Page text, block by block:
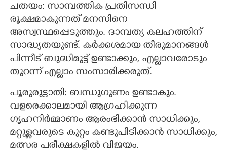
ചതയം: സാമ്പത്തിക പ്രതിസന്ധി
രൂക്ഷമാകുന്നത് മനസിനെ
അസ്വസ്ഥപ്പെടുത്തും. ദാമ്പത്യ കലഹത്തിന്
സാദ്ധ്യതയുണ്ട്. കർക്കശമായ തീരുമാനങ്ങൾ
പിന്നീട് ബുദ്ധിമുട്ട് ഉണ്ടാക്കും, എല്ലാവരോടും
തുറന്ന് എല്ലാം സംസാരിക്കരുത്.
പൂരുരുട്ടാതി: ബന്ധുഗുണം ഉണ്ടാകും.
വളരെക്കാലമായി ആഗ്രഹിക്കുന്ന
ഗൃഹനിര്‍മ്മാണം ആരംഭിക്കാന്‍ സാധിക്കും,
മറ്റുള്ളവരുടെ കുറ്റം കണ്ടുപിടിക്കാൻ സാധിക്കും,
മത്സര പരീക്ഷകളിൽ വിജയം.